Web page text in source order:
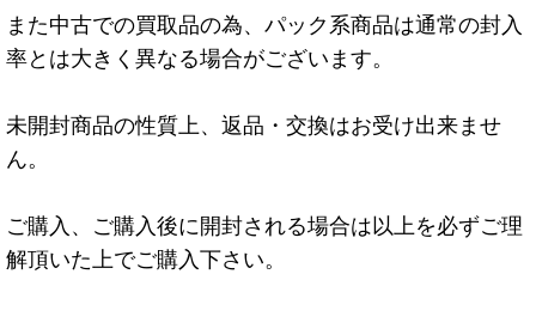
また中古での買取品の為、パック系商品は通常の封入
率とは大きく異なる場合がございます。
未開封商品の性質上、返品・交換はお受け出来ませ
ん。
ご購入、ご購入後に開封される場合は以上を必ずご理
解頂いた上でご購入下さい。